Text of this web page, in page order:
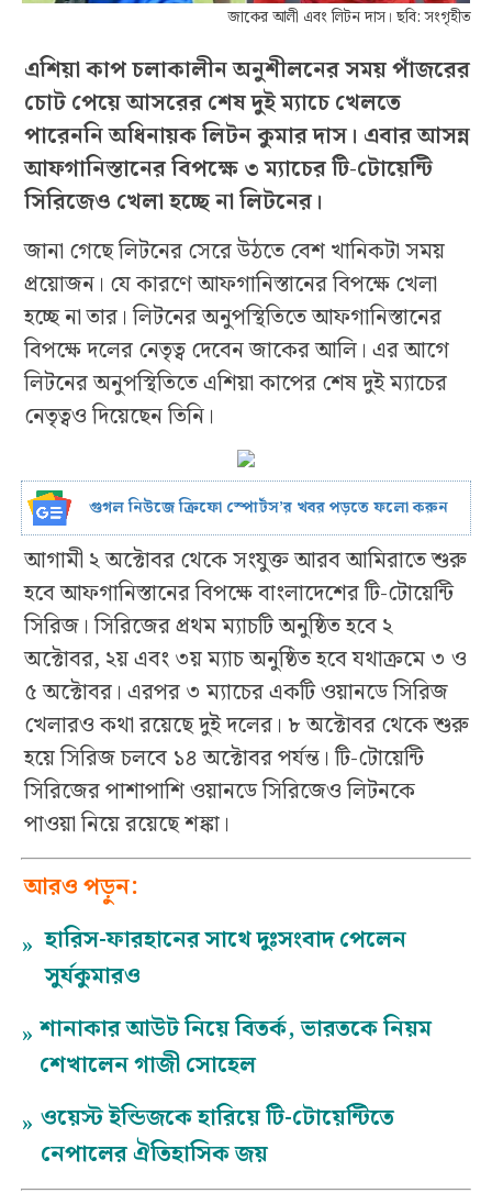
জাকের আলী এবং লিটন দাস। ছবি: সংগৃহীত
এশিয়া কাপ চলাকালীন অনুশীলনের সময় পাঁজরের
চোট পেয়ে আসরের শেষ দুই ম্যাচে খেলতে
পারেননি অধিনায়ক লিটন কুমার দাস। এবার আসন্ন
আফগানিস্তানের বিপক্ষে ৩ ম্যাচের টি-টোয়েন্টি
সিরিজেও খেলা হচ্ছে না লিটনের।
জানা গেছে লিটনের সেরে উঠতে বেশ খানিকটা সময়
প্রয়োজন। যে কারণে আফগানিস্তানের বিপক্ষে খেলা
হচ্ছে না তার। লিটনের অনুপস্থিতিতে আফগানিস্তানের
বিপক্ষে দলের নেতৃত্ব দেবেন জাকের আলি। এর আগে
লিটনের অনুপস্থিতিতে এশিয়া কাপের শেষ দুই ম্যাচের
নেতৃত্বও দিয়েছেন তিনি।
গুগল নিউজে ক্রিফো স্পোর্টস’র খবর পড়তে ফলো করুন
আগামী ২ অক্টোবর থেকে সংযুক্ত আরব আমিরাতে শুরু
হবে আফগানিস্তানের বিপক্ষে বাংলাদেশের টি-টোয়েন্টি
সিরিজ। সিরিজের প্রথম ম্যাচটি অনুষ্ঠিত হবে ২
অক্টোবর, ২য় এবং ৩য় ম্যাচ অনুষ্ঠিত হবে যথাক্রমে ৩ ও
৫ অক্টোবর। এরপর ৩ ম্যাচের একটি ওয়ানডে সিরিজ
খেলারও কথা রয়েছে দুই দলের। ৮ অক্টোবর থেকে শুরু
হয়ে সিরিজ চলবে ১৪ অক্টোবর পর্যন্ত। টি-টোয়েন্টি
সিরিজের পাশাপাশি ওয়ানডে সিরিজেও লিটনকে
পাওয়া নিয়ে রয়েছে শঙ্কা।
আরও পড়ুন:
» হারিস-ফারহানের সাথে দুঃসংবাদ পেলেন
সুর্যকুমারও
» শানাকার আউট নিয়ে বিতর্ক, ভারতকে নিয়ম
শেখালেন গাজী সোহেল
» ওয়েস্ট ইন্ডিজকে হারিয়ে টি-টোয়েন্টিতে
নেপালের ঐতিহাসিক জয়